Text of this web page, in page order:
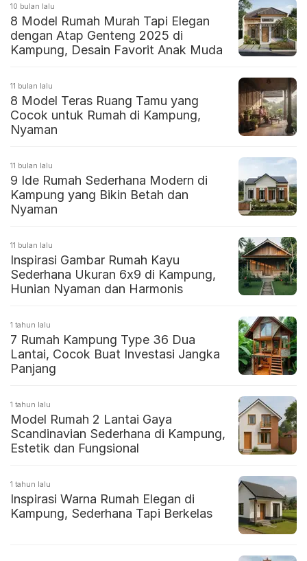
10 bulan lalu
8 Model Rumah Murah Tapi Elegan
dengan Atap Genteng 2025 di
Kampung, Desain Favorit Anak Muda
11 bulan lalu
8 Model Teras Ruang Tamu yang
Cocok untuk Rumah di Kampung,
Nyaman
11 bulan lalu
9 Ide Rumah Sederhana Modern di
Kampung yang Bikin Betah dan
Nyaman
11 bulan lalu
Inspirasi Gambar Rumah Kayu
Sederhana Ukuran 6x9 di Kampung,
Hunian Nyaman dan Harmonis
1 tahun lalu
7 Rumah Kampung Type 36 Dua
Lantai, Cocok Buat Investasi Jangka
Panjang
1 tahun lalu
Model Rumah 2 Lantai Gaya
Scandinavian Sederhana di Kampung,
Estetik dan Fungsional
1 tahun lalu
Inspirasi Warna Rumah Elegan di
Kampung, Sederhana Tapi Berkelas